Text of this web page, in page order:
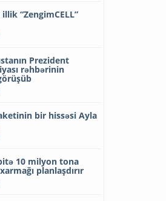
“ZengimCELL”
Prezident
rəhbərinin
bir hissəsi Ayla
10 milyon tona
planlaşdırır